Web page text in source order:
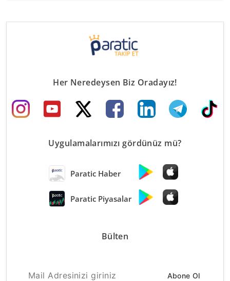
Her Neredeysen Biz Oradayız!
Uygulamalarımızı gördünüz mü?
Paratic Haber
Paratic Piyasalar
Bülten
Abone Ol